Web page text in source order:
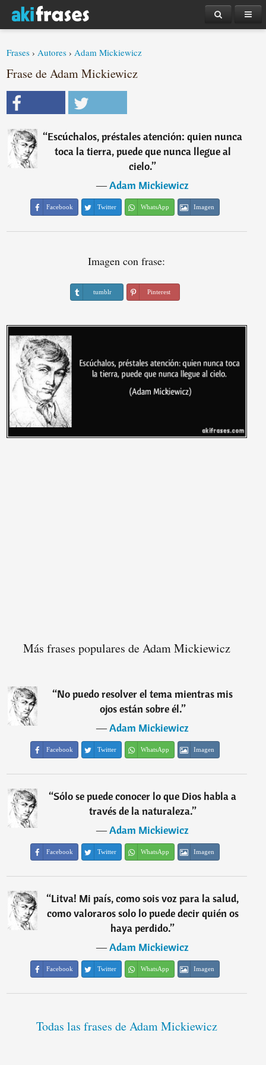
Frases ›Autores ›Adam Mickiewicz
Frase de Adam Mickiewicz
“Escúchalos, préstales atención: quien nunca
toca la tierra, puede que nunca llegue al
cielo.”
―Adam Mickiewicz
Facebook Twitter WhatsApp Imagen
Imagen con frase:
tumblr Pinterest
Más frases populares de Adam Mickiewicz
“No puedo resolver el tema mientras mis
ojos están sobre él.”
―Adam Mickiewicz
Facebook Twitter WhatsApp Imagen
“Sólo se puede conocer lo que Dios habla a
través de la naturaleza.”
―Adam Mickiewicz
Facebook Twitter WhatsApp Imagen
“Litva! Mi país, como sois voz para la salud,
como valoraros solo lo puede decir quién os
haya perdido.”
―Adam Mickiewicz
Facebook Twitter WhatsApp Imagen
Todas las frases de Adam Mickiewicz